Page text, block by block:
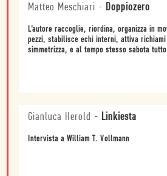
Matteo Meschiari - Doppiozero
L’autore raccoglie, riordina, organizza in
pezzi, stabilisce echi interni, attiva richiami
simmetrizza, e al tempo stesso sabota
Gianluca Herold - Linkiesta
Intervista a William T. Vollmann